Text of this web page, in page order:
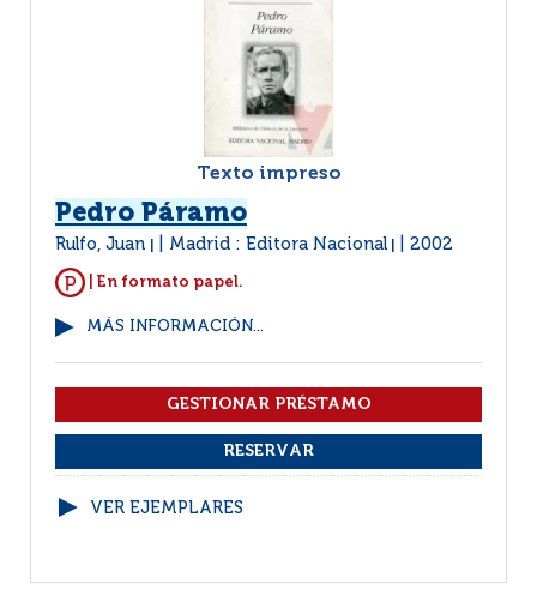
Texto impreso
Pedro Páramo
Rulfo, Juan Madrid : Editora Nacional 2002
| En formato papel.
MÁS INFORMACIÓN...
VER EJEMPLARES